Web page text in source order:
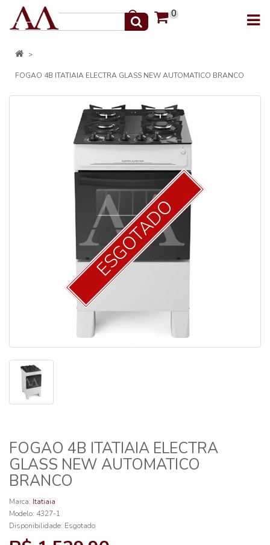
0
FOGAO 4B ITATIAIA ELECTRA GLASS NEW AUTOMATICO BRANCO
ESGOTADO
FOGAO 4B ITATIAIA ELECTRA
GLASS NEW AUTOMATICO
BRANCO
Marca: Itatiaia
Modelo: 4327-1
Disponibilidade: Esgotado